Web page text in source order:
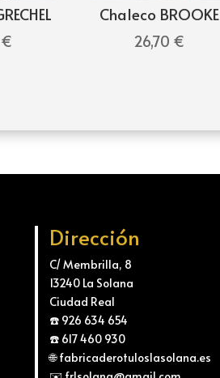
€
Chaleco BROOKE
26,70 €
Dirección
C/ Membrilla, 8
13240 La Solana
Ciudad Real
☎️ 926 634 654
☎️ 617 460 930
🌐 fabricaderotuloslasolana.es